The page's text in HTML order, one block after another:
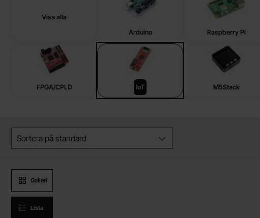
Visa alla
Raspberry Pi, Arduino, ESP32 ...
Arduino
Raspberry Pi
FPGA/CPLD IoT M5Stack
Hoppa
över
filtersektionen
Filtrera & sortera
Sortera på standard
Galleri
Lista